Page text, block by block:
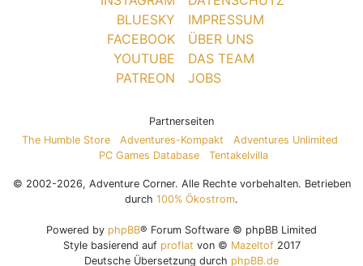
BLUESKY
FACEBOOK
YOUTUBE
PATREON
IMPRESSUM
ÜBER UNS
DAS TEAM
JOBS
Partnerseiten
The Humble Store
Adventures-Kompakt
Adventures Unlimited
PC Games Database
Tentakelvilla
© 2002-2026, Adventure Corner. Alle Rechte vorbehalten. Betrieben
durch 100% Ökostrom.
Powered by phpBB® Forum Software © phpBB Limited
Style basierend auf proflat von © Mazeltof2017
Deutsche Übersetzung durch phpBB.de